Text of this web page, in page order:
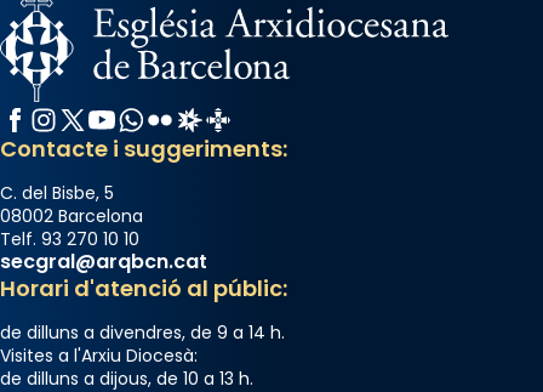
Facebook
Instagram
X / Twitter
YouTube
WhatsApp
FlickrRadio Estel
Catalunya Cristiana
Contacte i suggeriments:
C. del Bisbe, 5
08002 Barcelona
Telf. 93 270 10 10
secgral@arqbcn.cat
Horari d'atenció al públic:
de dilluns a divendres, de 9 a 14 h.
Visites a l'Arxiu Diocesà:
de dilluns a dijous, de 10 a 13 h.